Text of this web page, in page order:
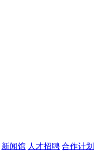
新闻馆 人才招聘 合作计划